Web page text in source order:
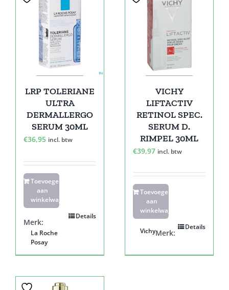
LRP TOLERIANE
ULTRA
DERMALLERGO
SERUM 30ML
€36,95 incl. btw
Toevoegen
aan
winkelwagen
Details
Merk:
La Roche
Posay
VICHY
LIFTACTIV
RETINOL SPEC.
SERUM D.
RIMPEL 30ML
€39,97 incl. btw
Toevoegen
aan
winkelwagen
Details
Merk:
Vichy